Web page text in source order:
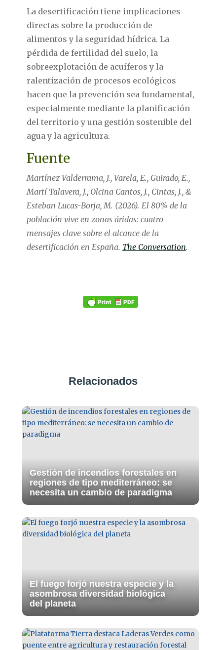
La desertificación tiene implicaciones
directas sobre la producción de
alimentos y la seguridad hídrica. La
pérdida de fertilidad del suelo, la
sobreexplotación de acuíferos y la
ralentización de procesos ecológicos
hacen que la prevención sea fundamental,
especialmente mediante la planificación
del territorio y una gestión sostenible del
agua y la agricultura.
Fuente
Martínez Valderrama, J., Varela, E., Guirado, E.,
Martí Talavera, J., Olcina Cantos, J., Cintas, J., &
Esteban Lucas-Borja, M. (2026). El 80% de la
población vive en zonas áridas: cuatro
mensajes clave sobre el alcance de la
desertificación en España. The Conversation.
Relacionados
Gestión de incendios forestales en
regiones de tipo mediterráneo: se
necesita un cambio de paradigma
El fuego forjó nuestra especie y la
asombrosa diversidad biológica
del planeta